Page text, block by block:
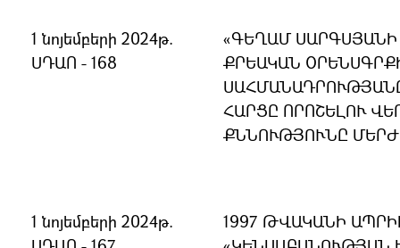
1 նոյեմբերի 2024թ.
ՍԴԱՈ - 168
ԳԵՂԱՄ
ՔՐԵԱԿԱՆ
ՀԱՐՑԸ ՈՐՈՇԵԼՈՒ
ՔՆՆՈՒԹՅՈՒՆԸ
1 նոյեմբերի 2024թ.
1997 ԹՎԱԿԱՆԻ